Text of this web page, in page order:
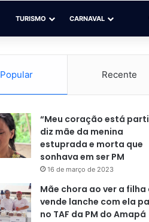
TURISMO CARNAVAL
Popular Recente
“Meu coração está
diz mãe da menina
estuprada e morta que
sonhava em ser PM
16 de março de 2023
Mãe chora ao ver a filha
vende lanche com ela
no TAF da PM do Amapá